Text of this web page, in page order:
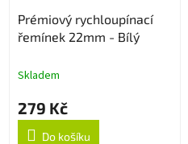
Prémiový rychloupínací
řemínek 22mm - Bílý
Skladem
279 Kč
Do košíku